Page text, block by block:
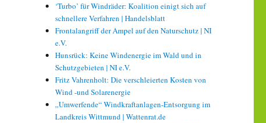
‘Turbo’ für Windräder: Koalition einigt sich auf
schnellere Verfahren | Handelsblatt
Frontalangriff der Ampel auf den Naturschutz | NI
e.V.
Hunsrück: Keine Windenergie im Wald und in
Schutzgebieten | NI e.V.
Fritz Vahrenholt: Die verschleierten Kosten von
Wind -und Solarenergie
„Umwerfende“ Windkraftanlagen-Entsorgung im
Landkreis Wittmund | Wattenrat.de